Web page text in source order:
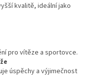
kvalitě, ideální jako
pro vítěze a sportovce.
úspěchy a výjimečnost